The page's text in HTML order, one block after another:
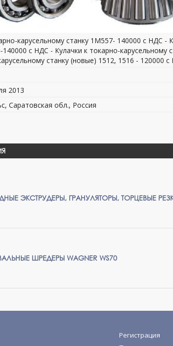
карусельному станку 1М557- 140000 с НДС -
140000 с НДС - Кулачки к токарно-карусельному
станку (новые) 1512, 1516 - 120000
2013
Саратовская обл., Россия
ЭКСТРУДЕРЫ, ГРАНУЛЯТОРЫ, ТОРЦЕВЫЕ
ШРЕДЕРЫ WAGNER WS70
Регистрация